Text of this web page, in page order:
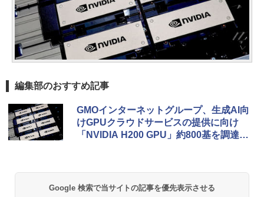
編集部のおすすめ記事
GMOインターネットグループ、生成AI向
けGPUクラウドサービスの提供に向け
「NVIDIA H200 GPU」約800基を調達完
Google 検索で当サイトの記事を優先表示させる